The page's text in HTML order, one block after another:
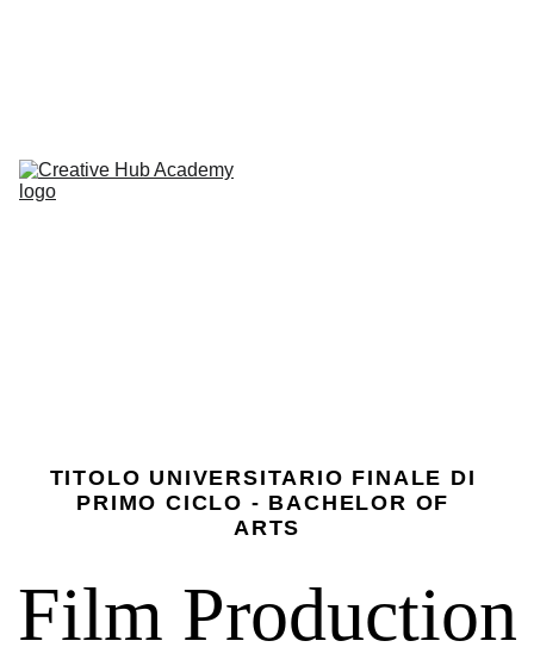
TITOLO UNIVERSITARIO FINALE DI
PRIMO CICLO - BACHELOR OF
ARTS
Film Production